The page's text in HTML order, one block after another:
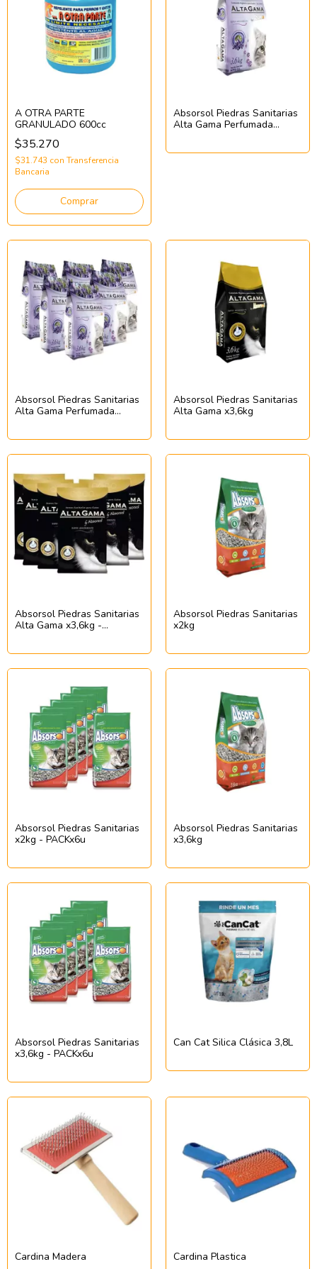
A OTRA PARTE
GRANULADO 600cc
$35.270
$31.743 con Transferencia
Bancaria
Absorsol Piedras Sanitarias
Alta Gama Perfumada
Absorsol Piedras Sanitarias
Alta Gama Perfumada
Absorsol Piedras Sanitarias
Alta Gama x3,6kg
Absorsol Piedras Sanitarias
Alta Gama x3,6kg -
Absorsol Piedras Sanitarias
x2kg
Absorsol Piedras Sanitarias
x2kg - PACKx6u
Absorsol Piedras Sanitarias
x3,6kg
Absorsol Piedras Sanitarias
x3,6kg - PACKx6u
Can Cat Silica Clásica 3,8L
Cardina Madera Cardina Plastica